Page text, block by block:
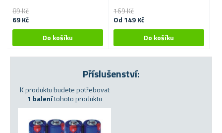
89 Kč
69 Kč
169 Kč
Od 149 Kč
Příslušenství:
K produktu budete potřebovat
1 balenítohoto produktu